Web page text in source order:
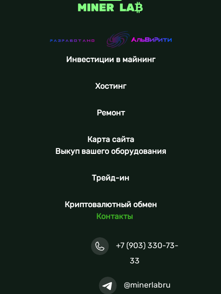
Инвестиции в майнинг
Хостинг
Ремонт
Карта сайта
Выкуп вашего оборудования
Трейд-ин
Криптовалютный обмен
Контакты
+7 (903) 330-73-
33
@minerlabru